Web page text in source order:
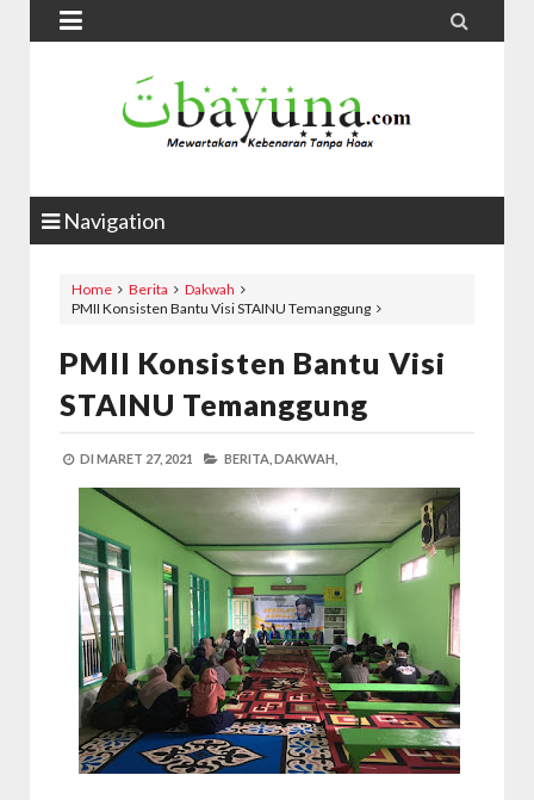
 
Navigation
Home Berita
Dakwah
PMII Konsisten Bantu Visi STAINU Temanggung
PMII Konsisten Bantu Visi
STAINU Temanggung
DI MARET 27, 2021 BERITA, DAKWAH,